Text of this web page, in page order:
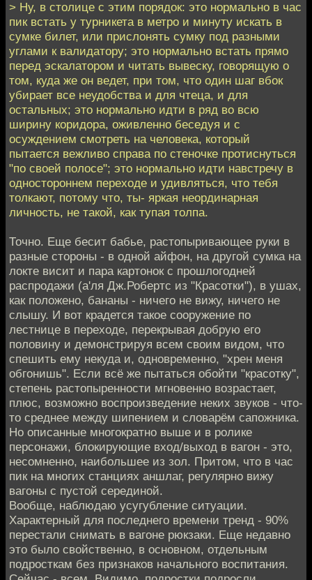
> Ну, в столице с этим порядок: это нормально в час
пик встать у турникета в метро и минуту искать в
сумке билет, или прислонять сумку под разными
углами к валидатору; это нормально встать прямо
перед эскалатором и читать вывеску, говорящую о
том, куда же он ведет, при том, что один шаг вбок
убирает все неудобства и для чтеца, и для
остальных; это нормально идти в ряд во всю
ширину коридора, оживленно беседуя и с
осуждением смотреть на человека, который
пытается вежливо справа по стеночке протиснуться
"по своей полосе"; это нормально идти навстречу в
одностороннем переходе и удивляться, что тебя
толкают, потому что, ты- яркая неординарная
личность, не такой, как тупая толпа.
Точно. Еще бесит бабье, растопыривающее руки в
разные стороны - в одной айфон, на другой сумка на
локте висит и пара картонок с прошлогодней
распродажи (а'ля Дж.Робертс из "Красотки"), в ушах,
как положено, бананы - ничего не вижу, ничего не
слышу. И вот крадется такое сооружение по
лестнице в переходе, перекрывая добрую его
половину и демонстрируя всем своим видом, что
спешить ему некуда и, одновременно, "хрен меня
обгонишь". Если всё же пытаться обойти "красотку",
степень растопыренности мгновенно возрастает,
плюс, возможно воспроизведение неких звуков - что-
то среднее между шипением и словарём сапожника.
Но описанные многократно выше и в ролике
персонажи, блокирующие вход/выход в вагон - это,
несомненно, наибольшее из зол. Притом, что в час
пик на многих станциях аншлаг, регулярно вижу
вагоны с пустой серединой.
Вообще, наблюдаю усугубление ситуации.
Характерный для последнего времени тренд - 90%
перестали снимать в вагоне рюкзаки. Еще недавно
это было свойственно, в основном, отдельным
подросткам без признаков начального воспитания.